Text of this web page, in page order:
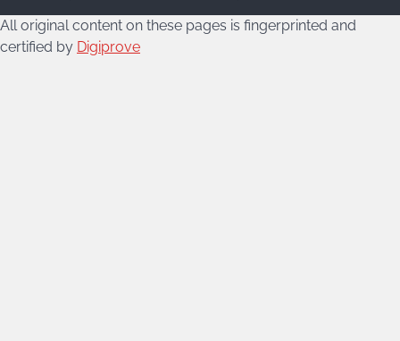
All original content on these pages is fingerprinted and
certified by Digiprove